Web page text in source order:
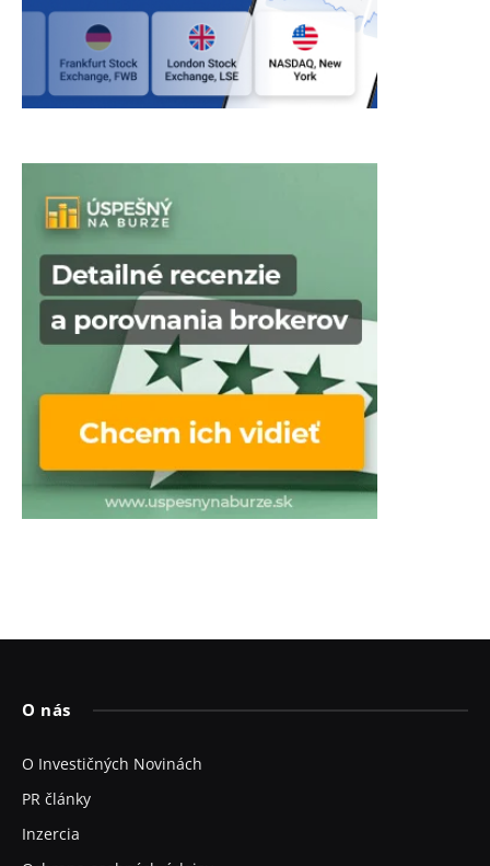
O nás
O Investičných Novinách
PR články
Inzercia